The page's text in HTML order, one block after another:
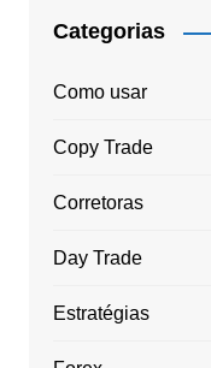
Categorias
Como usar
Copy Trade
Corretoras
Day Trade
Estratégias